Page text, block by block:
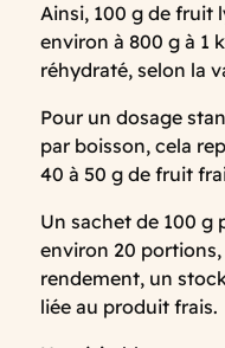
Ainsi, 100 g de fruit
environ à 800 g à 1
réhydraté, selon la
Pour un dosage
par boisson, cela
40 à 50 g de fruit
Un sachet de 100 g
environ 20
rendement, un
liée au produit frais.